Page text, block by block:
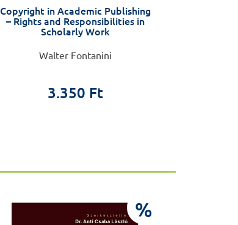
Copyright in Academic Publishing
– Rights and Responsibilities in
Scholarly Work
Walter Fontanini
3.350 Ft
%